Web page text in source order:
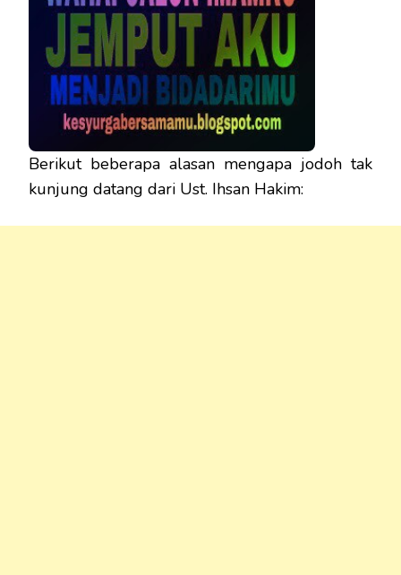
Berikut beberapa alasan mengapa jodoh tak
kunjung datang dari Ust. Ihsan Hakim: